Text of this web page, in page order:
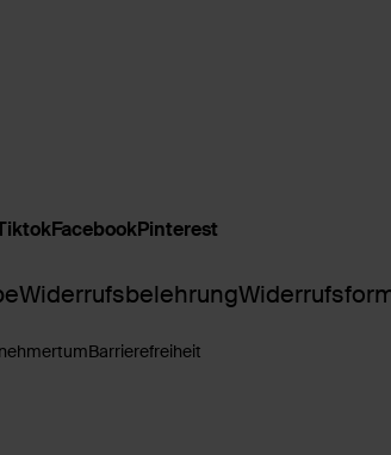
Widerrufsbelehrung
FacebookPinterest
Barrierefreiheit